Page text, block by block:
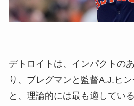
デトロイトは、インパクトの
り、ブレグマンと監督A.J.ヒ
と、理論的には最も適してい